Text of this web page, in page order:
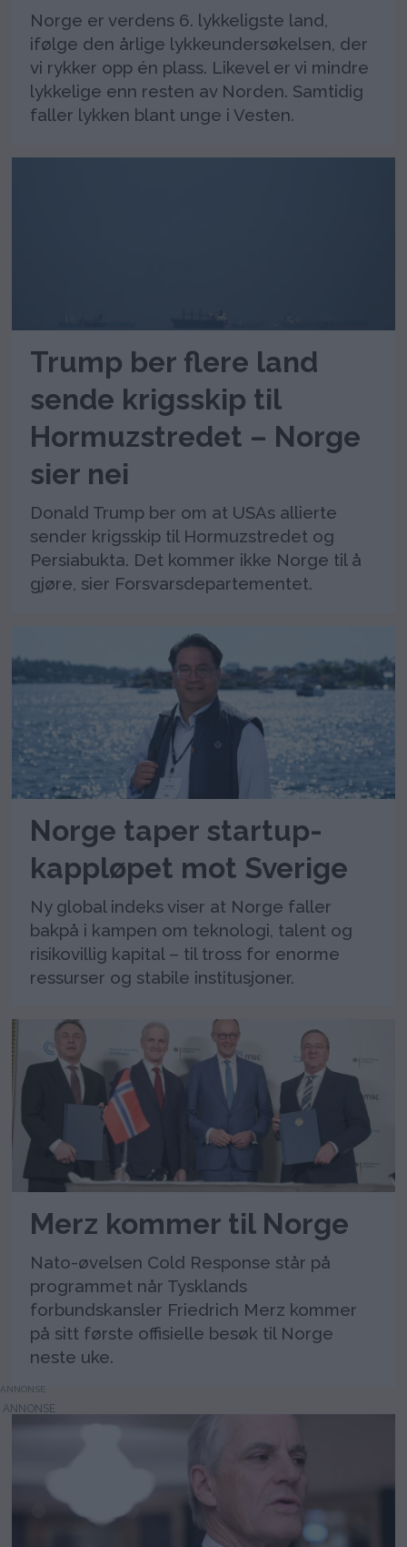
Norge er verdens 6. lykkeligste land,
ifølge den årlige lykkeundersøkelsen, der
vi rykker opp én plass. Likevel er vi mindre
lykkelige enn resten av Norden. Samtidig
faller lykken blant unge i Vesten.
Trump ber flere land
sende krigsskip til
Hormuzstredet – Norge
sier nei
Donald Trump ber om at USAs allierte
sender krigsskip til Hormuzstredet og
Persiabukta. Det kommer ikke Norge til å
gjøre, sier Forsvarsdepartementet.
Norge taper startup-
kappløpet mot Sverige
Ny global indeks viser at Norge faller
bakpå i kampen om teknologi, talent og
risikovillig kapital – til tross for enorme
ressurser og stabile institusjoner.
Merz kommer til Norge
Nato-øvelsen Cold Response står på
programmet når Tysklands
forbundskansler Friedrich Merz kommer
på sitt første offisielle besøk til Norge
neste uke.
ANNONSE